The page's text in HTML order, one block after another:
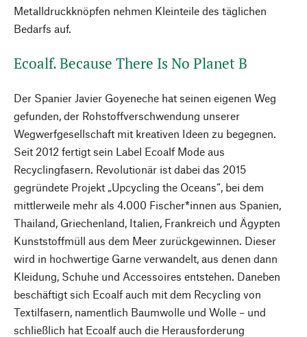
Metalldruckknöpfen nehmen Kleinteile des täglichen
Bedarfs auf.
Ecoalf. Because There Is No Planet B
Der Spanier Javier Goyeneche hat seinen eigenen Weg
gefunden, der Rohstoffverschwendung unserer
Wegwerfgesellschaft mit kreativen Ideen zu begegnen.
Seit 2012 fertigt sein Label Ecoalf Mode aus
Recyclingfasern. Revolutionär ist dabei das 2015
gegründete Projekt „Upcycling the Oceans“, bei dem
mittlerweile mehr als 4.000 Fischer*innen aus Spanien,
Thailand, Griechenland, Italien, Frankreich und Ägypten
Kunststoffmüll aus dem Meer zurückgewinnen. Dieser
wird in hochwertige Garne verwandelt, aus denen dann
Kleidung, Schuhe und Accessoires entstehen. Daneben
beschäftigt sich Ecoalf auch mit dem Recycling von
Textilfasern, namentlich Baumwolle und Wolle – und
schließlich hat Ecoalf auch die Herausforderung